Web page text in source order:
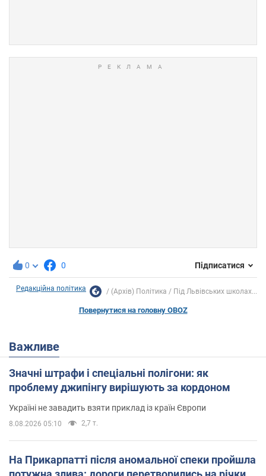
0 0 Підписатися
Редакційна політика (Архів) Політика Під Львівських школах...
Повернутися на головну OBOZ
Важливе
Значні штрафи і спеціальні полігони: як
проблему джипінгу вирішують за кордоном
Україні не завадить взяти приклад із країн Європи
8.08.2026 05:10 2,7 т.
На Прикарпатті після аномальної спеки пройшла